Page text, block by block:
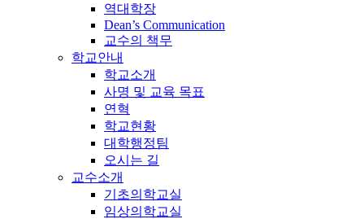
역대학장
Dean’s Communication
교수의 책무
학교안내
학교소개
사명 및 교육 목표
연혁
학교현황
대학행정팀
오시는 길
교수소개
기초의학교실
임상의학교실